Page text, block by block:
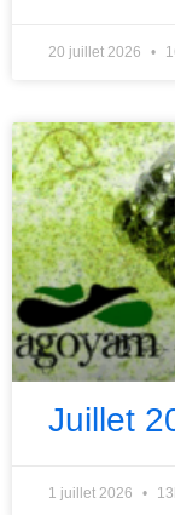
20 juillet 2026
Juillet
1 juillet 2026